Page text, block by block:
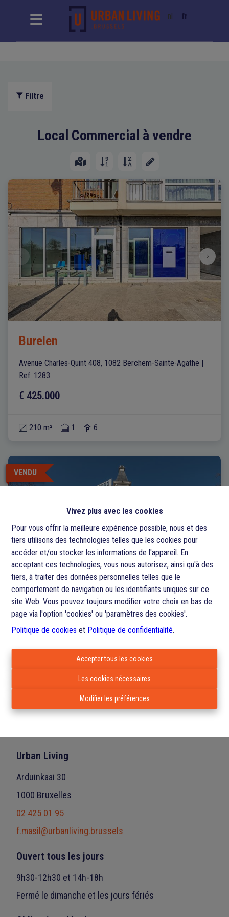
Vivez plus avec les cookies
Pour vous offrir la meilleure expérience possible, nous et des
tiers utilisons des technologies telles que les cookies pour
accéder et/ou stocker les informations de l'appareil. En
acceptant ces technologies, vous nous autorisez, ainsi qu'à des
tiers, à traiter des données personnelles telles que le
comportement de navigation ou les identifiants uniques sur ce
site Web. Vous pouvez toujours modifier votre choix en bas de
page via l'option 'cookies' ou 'paramètres des cookies'.
Politique de cookies et Politique de confidentialité.
Accepter tous les cookies
Les cookies nécessaires
Modifier les préférences
nl fr
Filtre
Local Commercial à vendre
Burelen
Avenue Charles-Quint 408, 1082 Berchem-Sainte-Agathe |
Ref: 1283
€ 425.000
210 m² 1 6
VENDU
Bureaux
Urban Living
Arduinkaai 30
1000 Bruxelles
02 425 01 95
f.masil@urbanliving.brussels
Ouvert tous les jours
9h30-12h30 et 14h-18h
Fermé le dimanche et les jours fériés